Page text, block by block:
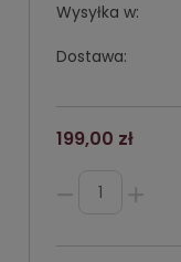
Wysyłka w:
Dostawa:
199,00 zł